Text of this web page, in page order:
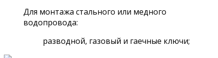
Для монтажа стального или медного
водопровода:
разводной, газовый и гаечные ключи;